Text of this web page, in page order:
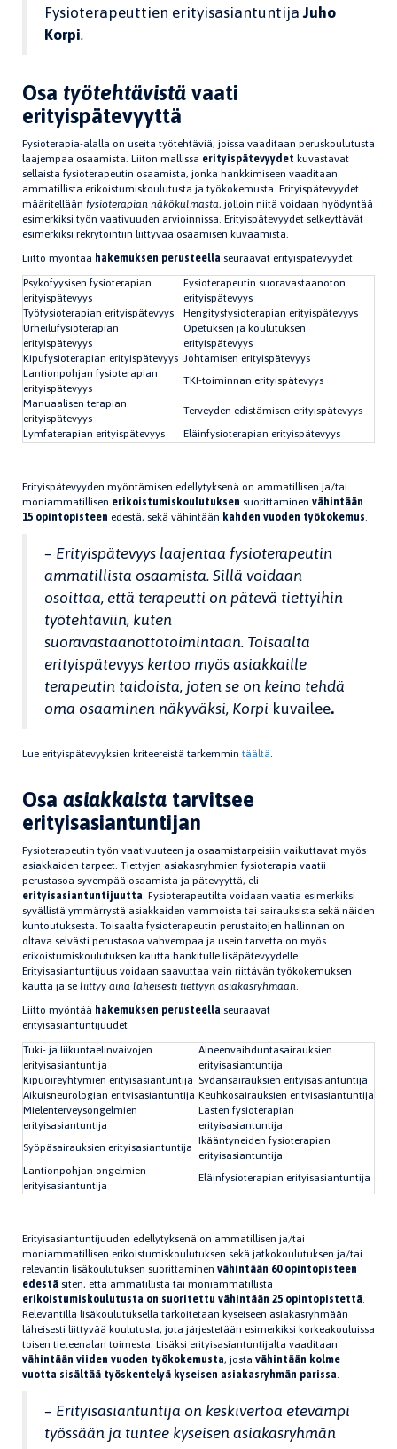
Fysioterapeuttien erityisasiantuntijaJuho
Korpi.
Osa työtehtävistä vaati
erityispätevyyttä
Fysioterapia-alalla on useita työtehtäviä, joissa vaaditaan peruskoulutusta
laajempaa osaamista. Liiton mallissa erityispätevyydet kuvastavat
sellaista fysioterapeutin osaamista, jonka hankkimiseen vaaditaan
ammatillista erikoistumiskoulutusta ja työkokemusta. Erityispätevyydet
määritellään fysioterapian näkökulmasta, jolloin niitä voidaan hyödyntää
esimerkiksi työn vaativuuden arvioinnissa. Erityispätevyydet selkeyttävät
esimerkiksi rekrytointiin liittyvää osaamisen kuvaamista.
Liitto myöntää hakemuksen perusteella seuraavat erityispätevyydet
Psykofyysisen fysioterapian
erityispätevyys
Fysioterapeutin suoravastaanoton
erityispätevyys
Työfysioterapian erityispätevyys
Hengitysfysioterapian erityispätevyys
Urheilufysioterapian
erityispätevyys
Opetuksen ja koulutuksen
erityispätevyys
Kipufysioterapian erityispätevyys Johtamisen erityispätevyys
Lantionpohjan fysioterapian
erityispätevyys
TKI-toiminnan erityispätevyys
Manuaalisen terapian
erityispätevyys
Terveyden edistämisen erityispätevyys
Lymfaterapian erityispätevyys
Eläinfysioterapian erityispätevyys
Erityispätevyyden myöntämisen edellytyksenä on ammatillisen ja/tai
moniammatillisen erikoistumiskoulutuksen suorittaminen vähintään
15 opintopisteen edestä, sekä vähintään kahden vuoden työkokemus.
– Erityispätevyys laajentaa fysioterapeutin
ammatillista osaamista. Sillä voidaan
osoittaa, että terapeutti on pätevä tiettyihin
työtehtäviin, kuten
suoravastaanottotoimintaan. Toisaalta
erityispätevyys kertoo myös asiakkaille
terapeutin taidoista, joten se on keino tehdä
oma osaaminen näkyväksi, Korpi kuvailee.
Lue erityispätevyyksien kriteereistä tarkemmin täältä.
Osa asiakkaista tarvitsee
erityisasiantuntijan
Fysioterapeutin työn vaativuuteen ja osaamistarpeisiin vaikuttavat myös
asiakkaiden tarpeet. Tiettyjen asiakasryhmien fysioterapia vaatii
perustasoa syvempää osaamista ja pätevyyttä, eli
erityisasiantuntijuutta. Fysioterapeutilta voidaan vaatia esimerkiksi
syvällistä ymmärrystä asiakkaiden vammoista tai sairauksista sekä näiden
kuntoutuksesta. Toisaalta fysioterapeutin perustaitojen hallinnan on
oltava selvästi perustasoa vahvempaa ja usein tarvetta on myös
erikoistumiskoulutuksen kautta hankitulle lisäpätevyydelle.
Erityisasiantuntijuus voidaan saavuttaa vain riittävän työkokemuksen
kautta ja se liittyy aina läheisesti tiettyyn asiakasryhmään.
Liitto myöntää hakemuksen perusteella seuraavat
erityisasiantuntijuudet
Tuki- ja liikuntaelinvaivojen
erityisasiantuntija
Aineenvaihduntasairauksien
erityisasiantuntija
Kipuoireyhtymien erityisasiantuntija Sydänsairauksien erityisasiantuntija
Aikuisneurologian erityisasiantuntija Keuhkosairauksien erityisasiantuntija
Mielenterveysongelmien
erityisasiantuntija
Lasten fysioterapian
erityisasiantuntija
Syöpäsairauksien erityisasiantuntija
Ikääntyneiden fysioterapian
erityisasiantuntija
Lantionpohjan ongelmien
erityisasiantuntija
Eläinfysioterapian erityisasiantuntija
Erityisasiantuntijuuden edellytyksenä on ammatillisen ja/tai
moniammatillisen erikoistumiskoulutuksen sekä jatkokoulutuksen ja/tai
relevantin lisäkoulutuksen suorittaminen vähintään 60 opintopisteen
edestä siten, että ammatillista tai moniammatillista
erikoistumiskoulutusta on suoritettu vähintään 25 opintopistettä.
Relevantilla lisäkoulutuksella tarkoitetaan kyseiseen asiakasryhmään
läheisesti liittyvää koulutusta, jota järjestetään esimerkiksi korkeakouluissa
toisen tieteenalan toimesta. Lisäksi erityisasiantuntijalta vaaditaan
vähintään viiden vuoden työkokemusta, josta vähintään kolme
vuotta sisältää työskentelyä kyseisen asiakasryhmän parissa.
– Erityisasiantuntija on keskivertoa etevämpi
työssään ja tuntee kyseisen asiakasryhmän